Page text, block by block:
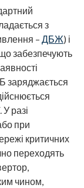
з
– ДБЖ) і
забезпечують
заряджається
разі
при
критичних
переходять
чином,